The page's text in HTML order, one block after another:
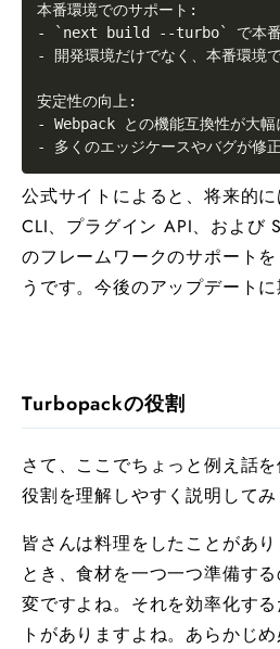
本番環境でのサポート:
- `next build --turbo` で本番ビ
- 開発環境だけでなく、本番環境
安定性の向上:
- Webpack との機能互換性が大幅
- 多くのエッジケースやバグが修
公式サイトによると、将来的
CLI、プラグイン API、および
のフレームワークのサポート
うです。今後のアップデートに
Turbopackの役割
さて、ここでちょっと例え話
役割を理解しやすく説明してみ
皆さんは料理をしたことがあ
とき、食材を一つ一つ準備す
変ですよね。それを効率化す
トがありますよね。あらかじ